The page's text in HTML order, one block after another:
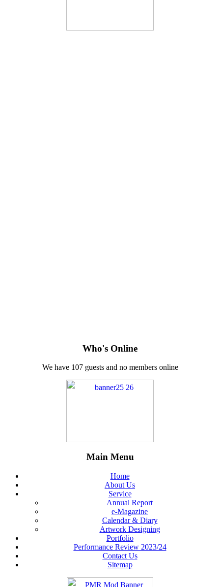
Who's Online
We have 107 guests and no members online
Main Menu
Home
About Us
Service
Annual Report
e-Magazine
Calendar & Diary
Artwork Designing
Portfolio
Performance Review 2023/24
Contact Us
Sitemap